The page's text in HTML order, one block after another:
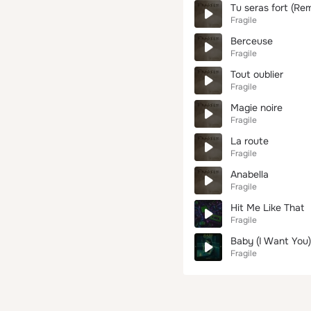
Tu seras fort
Fragile
Berceuse
Fragile
Tout oublier
Fragile
Magie noire
Fragile
La route
Fragile
Anabella
Fragile
Hit Me Like That
Fragile
Baby (I Want You)
Fragile